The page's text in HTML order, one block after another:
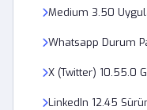
Medium 3.50
Whatsapp Durum
X (Twitter) 10.55.0
LinkedIn 12.45